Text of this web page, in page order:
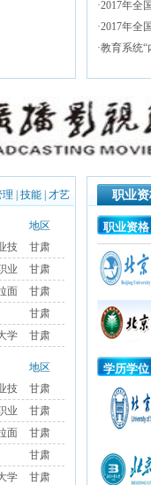
·2017年全
·2017年全
·教育系统“
理 技能 才艺
地区
技
甘肃
业
甘肃
面
甘肃
甘肃
学
甘肃
地区
技
甘肃
业
甘肃
面
甘肃
甘肃
学
甘肃
职业
职业资格
学历学位